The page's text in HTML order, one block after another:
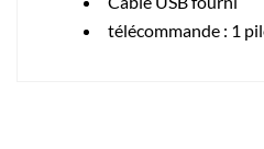
télécommande : 1